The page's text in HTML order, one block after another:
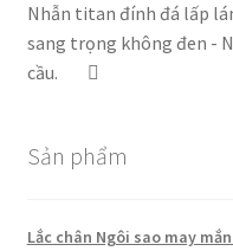
Nhẫn titan đính đá lấp
sang trọng không đen -
cầu.
Sản phẩm
Lắc chân Ngôi sao may